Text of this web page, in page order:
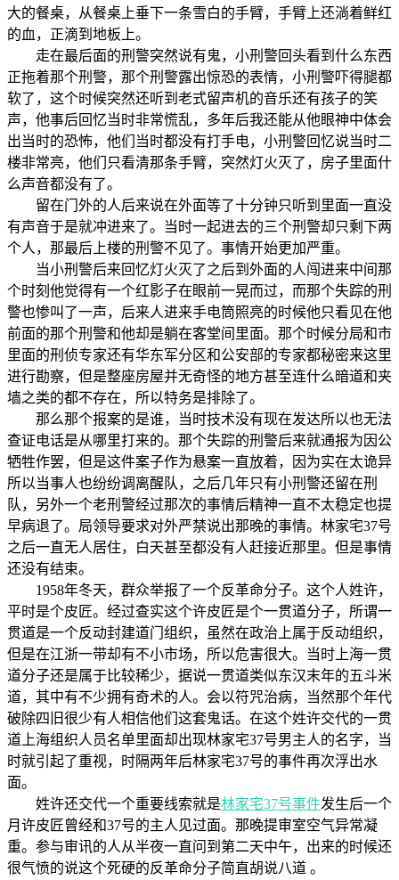
大的餐桌，从餐桌上垂下一条雪白的手臂，手臂上还淌着鲜红
的血，正滴到地板上。
走在最后面的刑警突然说有鬼，小刑警回头看到什么东西
正拖着那个刑警，那个刑警露出惊恐的表情，小刑警吓得腿都
软了，这个时候突然还听到老式留声机的音乐还有孩子的笑
声，他事后回忆当时非常慌乱，多年后我还能从他眼神中体会
出当时的恐怖，他们当时都没有打手电，小刑警回忆说当时二
楼非常亮，他们只看清那条手臂，突然灯火灭了，房子里面什
么声音都没有了。
留在门外的人后来说在外面等了十分钟只听到里面一直没
有声音于是就冲进来了。当时一起进去的三个刑警却只剩下两
个人，那最后上楼的刑警不见了。事情开始更加严重。
当小刑警后来回忆灯火灭了之后到外面的人闯进来中间那
个时刻他觉得有一个红影子在眼前一晃而过，而那个失踪的刑
警也惨叫了一声，后来人进来手电筒照亮的时候他只看见在他
前面的那个刑警和他却是躺在客堂间里面。那个时候分局和市
里面的刑侦专家还有华东军分区和公安部的专家都秘密来这里
进行勘察，但是整座房屋并无奇怪的地方甚至连什么暗道和夹
墙之类的都不存在，所以特务是排除了。
那么那个报案的是谁，当时技术没有现在发达所以也无法
查证电话是从哪里打来的。那个失踪的刑警后来就通报为因公
牺牲作罢，但是这件案子作为悬案一直放着，因为实在太诡异
所以当事人也纷纷调离醒队，之后几年只有小刑警还留在刑
队，另外一个老刑警经过那次的事情后精神一直不太稳定也提
早病退了。局领导要求对外严禁说出那晚的事情。林家宅37号
之后一直无人居住，白天甚至都没有人赶接近那里。但是事情
还没有结束。
1958年冬天，群众举报了一个反革命分子。这个人姓许，
平时是个皮匠。经过查实这个许皮匠是个一贯道分子，所谓一
贯道是一个反动封建道门组织，虽然在政治上属于反动组织，
但是在江浙一带却有不小市场，所以危害很大。当时上海一贯
道分子还是属于比较稀少，据说一贯道类似东汉末年的五斗米
道，其中有不少拥有奇术的人。会以符咒治病，当然那个年代
破除四旧很少有人相信他们这套鬼话。在这个姓许交代的一贯
道上海组织人员名单里面却出现林家宅37号男主人的名字，当
时就引起了重视，时隔两年后林家宅37号的事件再次浮出水
面。
姓许还交代一个重要线索就是林家宅37号事件发生后一个
月许皮匠曾经和37号的主人见过面。那晚提审室空气异常凝
重。参与审讯的人从半夜一直问到第二天中午，出来的时候还
很气愤的说这个死硬的反革命分子简直胡说八道 。